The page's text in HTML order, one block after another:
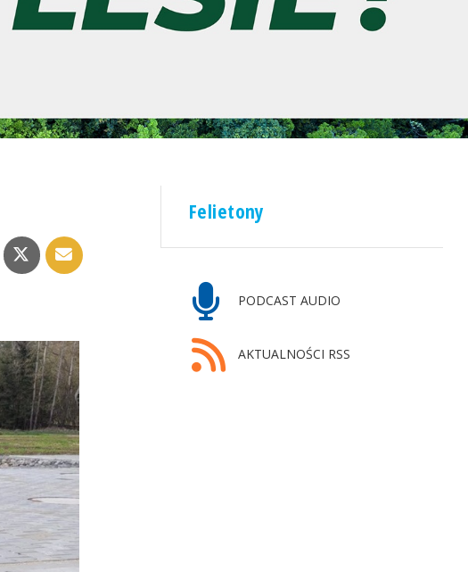
Felietony
PODCAST AUDIO
AKTUALNOŚCI RSS